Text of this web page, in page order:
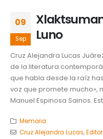
09
Sep
Luno
Cruz Alejandra Lucas
de la literatura
que habla desde la raíz
voz que promete mucho»,
Manuel Espinosa Sainos.
Memoria
Cruz Alejandra Lucas,